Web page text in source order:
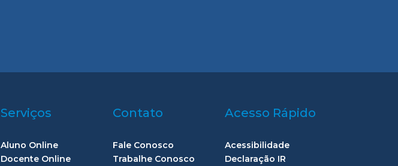
Serviços
Aluno Online
Docente Online
Contato
Fale Conosco
Trabalhe Conosco
Acesso Rápido
Acessibilidade
Declaração IR